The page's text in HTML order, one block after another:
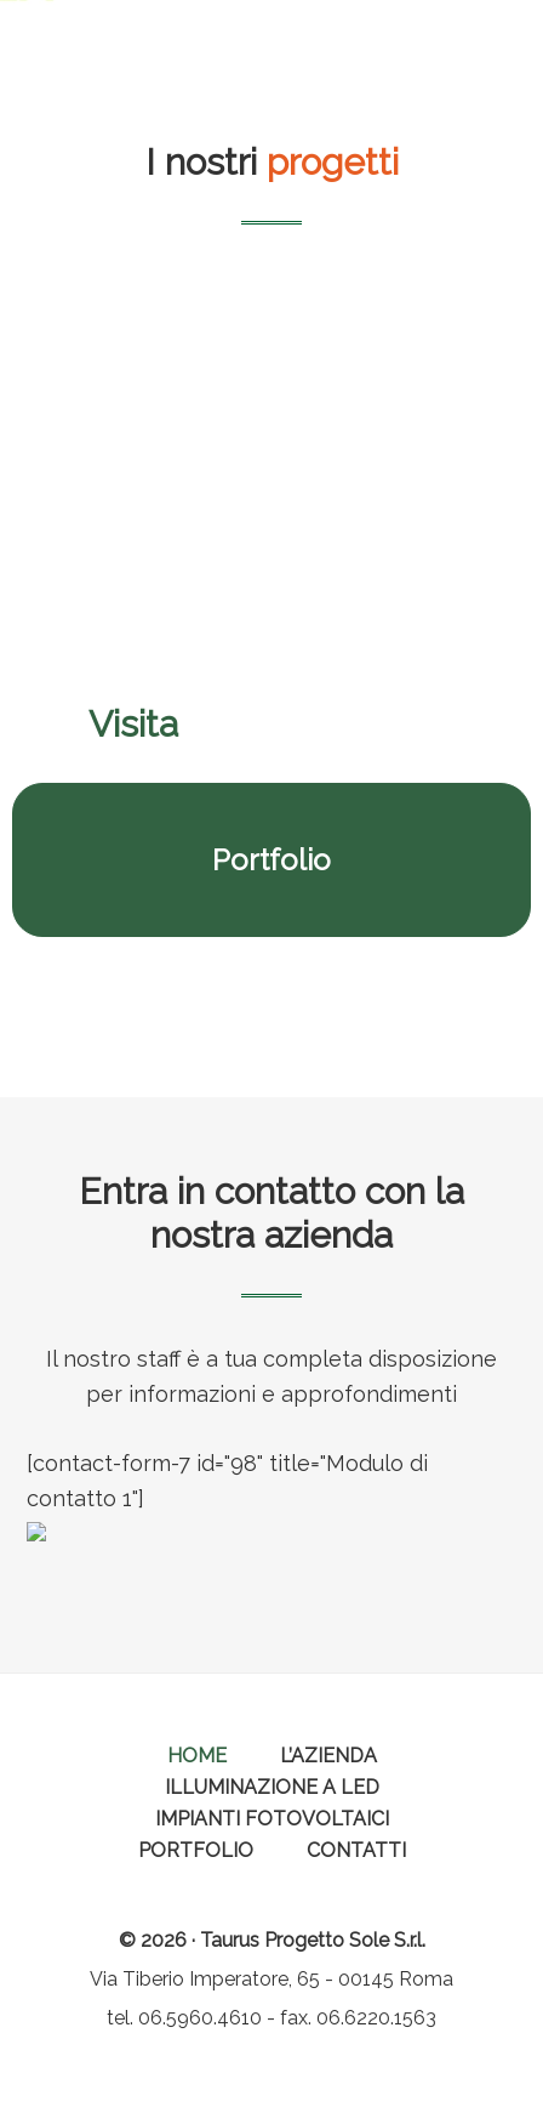
I nostri progetti
Visitail nostro porfolio
Portfolio
FooterEntra in contatto con la
nostra azienda
Il nostro staff è a tua completa disposizione
per informazioni e approfondimenti
[contact-form-7 id="98" title="Modulo di
contatto 1"]
HOME
L’AZIENDA
ILLUMINAZIONE A LED
IMPIANTI FOTOVOLTAICI
PORTFOLIO
CONTATTI
© 2026 · Taurus Progetto Sole S.r.l.
Via Tiberio Imperatore, 65 - 00145 Roma
tel. 06.5960.4610 - fax. 06.6220.1563